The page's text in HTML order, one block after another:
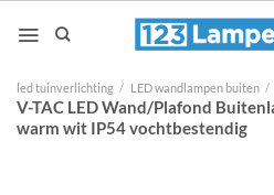
naar
led tuinverlichting / LED wandlampen buiten /
V-TAC LED Wand/Plafond
warm wit IP54 vochtbestendig